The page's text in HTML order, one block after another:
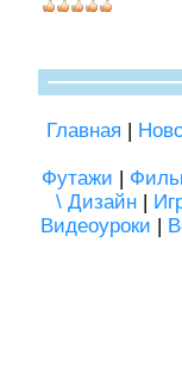
Главная |
Футажи |
\ Дизайн |
Видеоуроки |